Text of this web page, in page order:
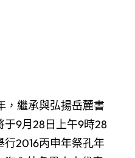
，繼承與弘揚岳麓書
于9月28日上午9時28
行2016丙申年祭孔年